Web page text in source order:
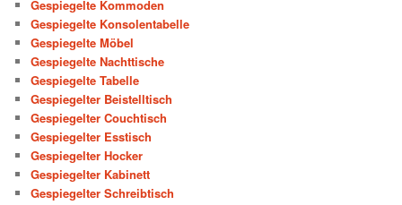
Gespiegelte Kommoden
Gespiegelte Konsolentabelle
Gespiegelte Möbel
Gespiegelte Nachttische
Gespiegelte Tabelle
Gespiegelter Beistelltisch
Gespiegelter Couchtisch
Gespiegelter Esstisch
Gespiegelter Hocker
Gespiegelter Kabinett
Gespiegelter Schreibtisch